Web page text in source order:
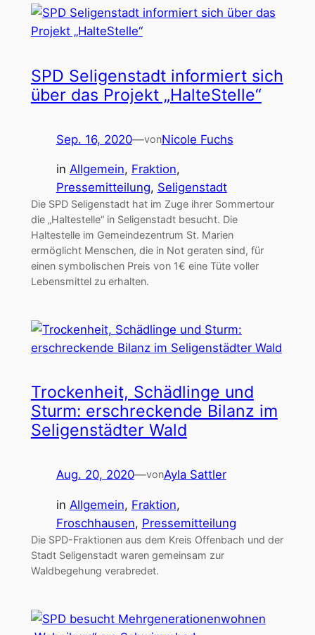
SPD Seligenstadt informiert sich
über das Projekt „HalteStelle“
Sep. 16, 2020—vonNicole Fuchs
in Allgemein, Fraktion
Pressemitteilung, Seligenstadt
Die SPD Seligenstadt hat im Zuge ihrer Sommertour
die „Haltestelle“ in Seligenstadt besucht. Die
Haltestelle im Gemeindezentrum St. Marien
ermöglicht Menschen, die in Not geraten sind, für
einen symbolischen Preis von 1€ eine Tüte voller
Lebensmittel zu erhalten.
Trockenheit, Schädlinge und
Sturm: erschreckende Bilanz im
Seligenstädter Wald
Aug. 20, 2020—vonAyla Sattler
in Allgemein, Fraktion
Froschhausen, Pressemitteilung
Die SPD-Fraktionen aus dem Kreis Offenbach und der
Stadt Seligenstadt waren gemeinsam zur
Waldbegehung verabredet.